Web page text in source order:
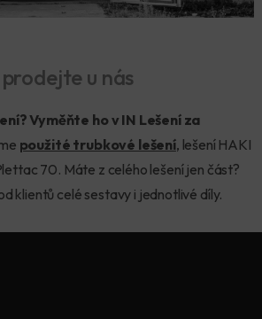
u nás
Vyměňte ho v IN Lešení za
použité trubkové lešení, lešení HAKI
70. Máte z celého lešení jen část?
klientů celé sestavy i jednotlivé díly.